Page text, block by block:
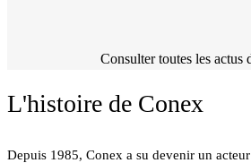
Consulter toutes les actus
L'histoire de Conex
Depuis 1985, Conex a su devenir un